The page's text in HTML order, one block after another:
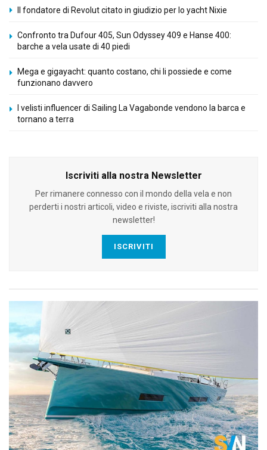
Il fondatore di Revolut citato in giudizio per lo yacht Nixie
Confronto tra Dufour 405, Sun Odyssey 409 e Hanse 400:
barche a vela usate di 40 piedi
Mega e gigayacht: quanto costano, chi li possiede e come
funzionano davvero
I velisti influencer di Sailing La Vagabonde vendono la barca e
tornano a terra
Iscriviti alla nostra Newsletter
Per rimanere connesso con il mondo della vela e non
perderti i nostri articoli, video e riviste, iscriviti alla nostra
newsletter!
ISCRIVITI